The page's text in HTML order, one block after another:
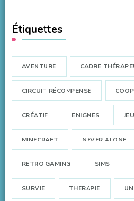
Étiquettes
AVENTURE CADRE
CIRCUIT RÉCOMPENSE
CRÉATIF ENIGMES
MINECRAFT NEVER ALONE
RETRO GAMING SIMS
SURVIE THERAPIE